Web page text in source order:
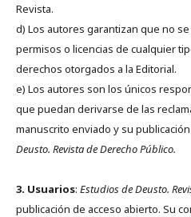
Revista.
d) Los autores garantizan que no
permisos o licencias de cualquier
derechos otorgados a la Editorial.
e) Los autores son los únicos
que puedan derivarse de las
manuscrito enviado y su
Deusto. Revista de Derecho Público.
3. Usuarios: Estudios de Deusto.
publicación de acceso abierto. Su